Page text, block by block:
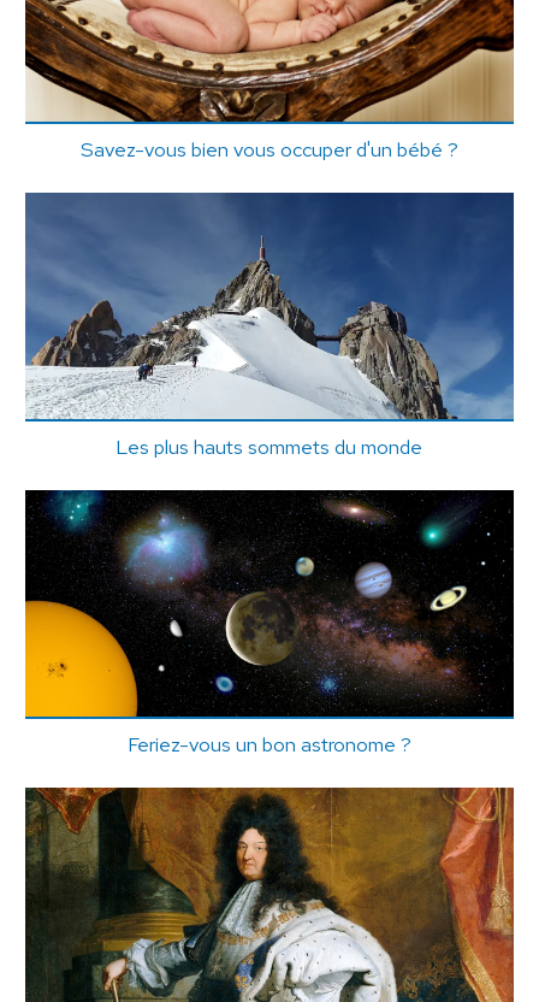
Savez-vous bien vous occuper d'un bébé ?
Les plus hauts sommets du monde
Feriez-vous un bon astronome ?